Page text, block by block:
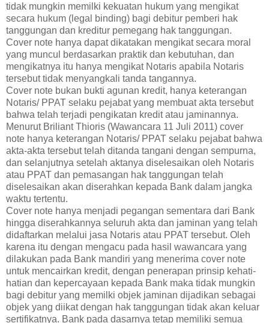
tidak mungkin memilki kekuatan hukum yang mengikat
secara hukum (legal binding) bagi debitur pemberi hak
tanggungan dan kreditur pemegang hak tanggungan.
Cover note hanya dapat dikatakan mengikat secara moral
yang muncul berdasarkan praktik dan kebutuhan, dan
mengikatnya itu hanya mengikat Notaris apabila Notaris
tersebut tidak menyangkali tanda tangannya.
Cover note bukan bukti agunan kredit, hanya keterangan
Notaris/ PPAT selaku pejabat yang membuat akta tersebut
bahwa telah terjadi pengikatan kredit atau jaminannya.
Menurut Briliant Thioris (Wawancara 11 Juli 2011) cover
note hanya keterangan Notaris/ PPAT selaku pejabat bahwa
akta-akta tersebut telah ditanda tangani dengan sempurna,
dan selanjutnya setelah aktanya diselesaikan oleh Notaris
atau PPAT dan pemasangan hak tanggungan telah
diselesaikan akan diserahkan kepada Bank dalam jangka
waktu tertentu.
Cover note hanya menjadi pegangan sementara dari Bank
hingga diserahkannya seluruh akta dan jaminan yang telah
didaftarkan melalui jasa Notaris atau PPAT tersebut. Oleh
karena itu dengan mengacu pada hasil wawancara yang
dilakukan pada Bank mandiri yang menerima cover note
untuk mencairkan kredit, dengan penerapan prinsip kehati-
hatian dan kepercayaan kepada Bank maka tidak mungkin
bagi debitur yang memilki objek jaminan dijadikan sebagai
objek yang diikat dengan hak tanggungan tidak akan keluar
sertifikatnya. Bank pada dasarnya tetap memiliki semua